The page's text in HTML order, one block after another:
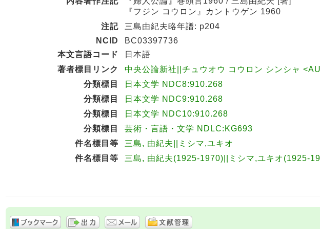
『フジン コウロン』カントウゲン 1960
注記
三島由紀夫略年譜: p204
NCID
BC03397736
本文言語コード
日本語
著者標目リンク
中央公論新社||チュウオウ コウロン シンシャ
分類標目
日本文学 NDC8:910.268
分類標目
日本文学 NDC9:910.268
分類標目
日本文学 NDC10:910.268
分類標目
芸術・言語・文学 NDLC:KG693
件名標目等
三島, 由紀夫||ミシマ,ユキオ
件名標目等
三島, 由紀夫(1925-1970)||ミシマ,ユキオ(1925-